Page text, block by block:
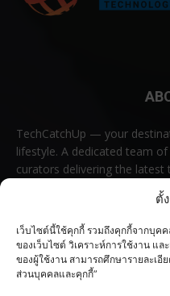
ตั้
เว็บไซต์นี้ใช้คุกกี้ รวมถึงคุกกี้จากบุค
ของเว็บไซต์ วิเคราะห์การใช้งาน แ
ของผู้ใช้งาน สามารถศึกษารายละเอี
ส่วนบุคคลและคุกกี้”
TechCatchUp — your
lifestyle. A dedicated team
curators delivering the
Contact us: